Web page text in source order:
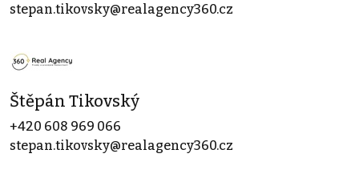
stepan.tikovsky@realagency360.cz
Štěpán Tikovský
+420 608 969 066
stepan.tikovsky@realagency360.cz